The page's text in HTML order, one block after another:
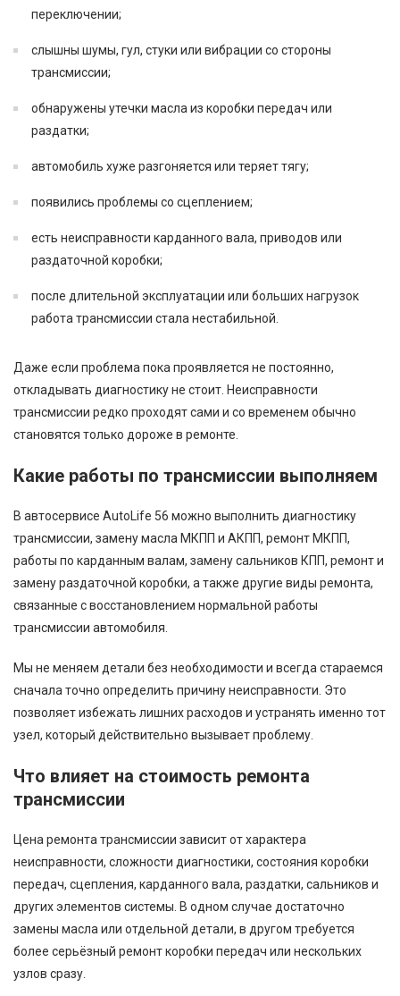
переключении;
слышны шумы, гул, стуки или вибрации со стороны
трансмиссии;
обнаружены утечки масла из коробки передач или
раздатки;
автомобиль хуже разгоняется или теряет тягу;
появились проблемы со сцеплением;
есть неисправности карданного вала, приводов или
раздаточной коробки;
после длительной эксплуатации или больших нагрузок
работа трансмиссии стала нестабильной.
Даже если проблема пока проявляется не постоянно,
откладывать диагностику не стоит. Неисправности
трансмиссии редко проходят сами и со временем обычно
становятся только дороже в ремонте.
Какие работы по трансмиссии выполняем
В автосервисе AutoLife 56 можно выполнить диагностику
трансмиссии, замену масла МКПП и АКПП, ремонт МКПП,
работы по карданным валам, замену сальников КПП, ремонт и
замену раздаточной коробки, а также другие виды ремонта,
связанные с восстановлением нормальной работы
трансмиссии автомобиля.
Мы не меняем детали без необходимости и всегда стараемся
сначала точно определить причину неисправности. Это
позволяет избежать лишних расходов и устранять именно тот
узел, который действительно вызывает проблему.
Что влияет на стоимость ремонта
трансмиссии
Цена ремонта трансмиссии зависит от характера
неисправности, сложности диагностики, состояния коробки
передач, сцепления, карданного вала, раздатки, сальников и
других элементов системы. В одном случае достаточно
замены масла или отдельной детали, в другом требуется
более серьёзный ремонт коробки передач или нескольких
узлов сразу.